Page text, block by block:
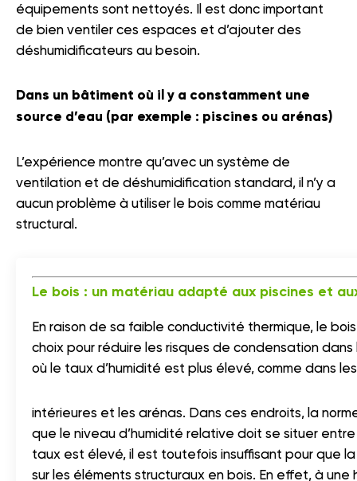
équipements sont nettoyés. Il est donc important
de bien ventiler ces espaces et d’ajouter des
déshumidificateurs au besoin.
Dans un bâtiment où il y a constamment une
source d’eau (par exemple : piscines ou arénas)
L’expérience montre qu’avec un système de
ventilation et de déshumidification standard, il n’y a
aucun problème à utiliser le bois comme matériau
structural.
Le bois : un matériau adapté aux piscines et
En raison de sa faible conductivité thermique, le
choix pour réduire les risques de condensation
où le taux d’humidité est plus élevé, comme dans
intérieures et les arénas. Dans ces endroits, la
que le niveau d’humidité relative doit se situer
taux est élevé, il est toutefois insuffisant pour que la
sur les éléments structuraux en bois. En effet, à